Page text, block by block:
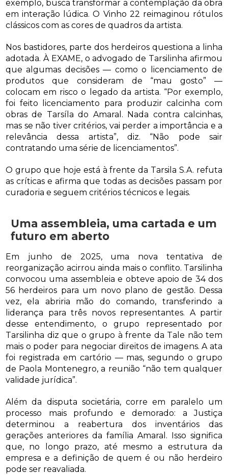
exemplo, busca transformar a contemplação da obra
em interação lúdica. O Vinho 22 reimaginou rótulos
clássicos com as cores de quadros da artista.
Nos bastidores, parte dos herdeiros questiona a linha
adotada. À EXAME, o advogado de Tarsilinha afirmou
que algumas decisões — como o licenciamento de
produtos que consideram de “mau gosto” —
colocam em risco o legado da artista. “Por exemplo,
foi feito licenciamento para produzir calcinha com
obras de Tarsíla do Amaral. Nada contra calcinhas,
mas se não tiver critérios, vai perder a importância e a
relevância dessa artista”, diz. “Não pode sair
contratando uma série de licenciamentos”.
O grupo que hoje está à frente da Tarsila S.A. refuta
as críticas e afirma que todas as decisões passam por
curadoria e seguem critérios técnicos e legais.
Uma assembleia, uma cartada e um
futuro em aberto
Em junho de 2025, uma nova tentativa de
reorganização acirrou ainda mais o conflito. Tarsilinha
convocou uma assembleia e obteve apoio de 34 dos
56 herdeiros para um novo plano de gestão. Dessa
vez, ela abriria mão do comando, transferindo a
liderança para três novos representantes. A partir
desse entendimento, o grupo representado por
Tarsilinha diz que o grupo à frente da Tale não tem
mais o poder para negociar direitos de imagens. A ata
foi registrada em cartório — mas, segundo o grupo
de Paola Montenegro, a reunião “não tem qualquer
validade jurídica”.
Além da disputa societária, corre em paralelo um
processo mais profundo e demorado: a Justiça
determinou a reabertura dos inventários das
gerações anteriores da família Amaral. Isso significa
que, no longo prazo, até mesmo a estrutura da
empresa e a definição de quem é ou não herdeiro
pode ser reavaliada.